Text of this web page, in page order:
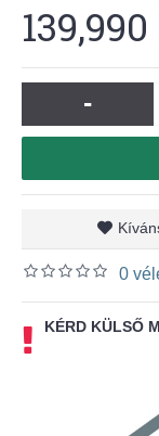
-
0
KÉRD KÜLSŐ